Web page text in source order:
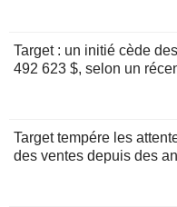
Target : un initié cède
492 623 $, selon un
Target tempére les
des ventes depuis des